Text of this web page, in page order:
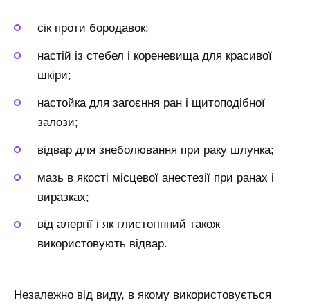
сік проти бородавок;
настій із стебел і кореневища для красивої
шкіри;
настойка для загоєння ран і щитоподібної
залози;
відвар для знеболювання при раку шлунка;
мазь в якості місцевої анестезії при ранах і
виразках;
від алергії і як глистогінний також
використовують відвар.
Незалежно від виду, в якому використовується